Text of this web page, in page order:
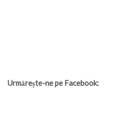
Urmărește-ne pe Facebook: